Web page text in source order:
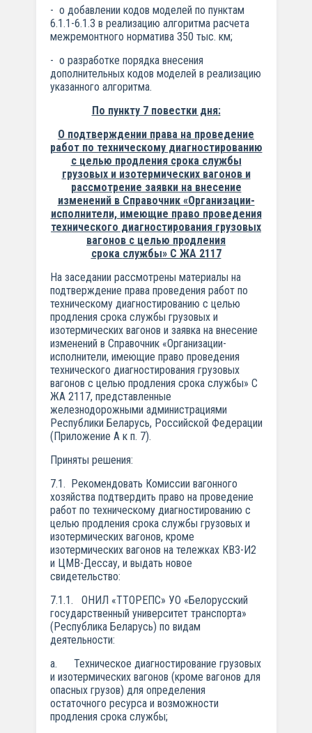
- о добавлении кодов моделей по пунктам
6.1.1-6.1.3 в реализацию алгоритма расчета
межремонтного норматива 350 тыс. км;
- о разработке порядка внесения
дополнительных кодов моделей в реализацию
указанного алгоритма.
По пункту 7 повестки дня:
О подтверждении права на проведение
работ по техническому диагностированию
с целью продления срока службы
грузовых и изотермических вагонов и
рассмотрение заявки на внесение
изменений в Справочник «Организации-
исполнители, имеющие право проведения
технического диагностирования грузовых
вагонов с целью продления
срока службы» С ЖА 2117
На заседании рассмотрены материалы на
подтверждение права проведения работ по
техническому диагностированию с целью
продления срока службы грузовых и
изотермических вагонов и заявка на внесение
изменений в Справочник «Организации-
исполнители, имеющие право проведения
технического диагностирования грузовых
вагонов с целью продления срока службы» С
ЖА 2117, представленные
железнодорожными администрациями
Республики Беларусь, Российской Федерации
(Приложение А к п. 7).
Приняты решения:
7.1. Рекомендовать Комиссии вагонного
хозяйства подтвердить право на проведение
работ по техническому диагностированию с
целью продления срока службы грузовых и
изотермических вагонов, кроме
изотермических вагонов на тележках КВЗ-И2
и ЦМВ-Дессау, и выдать новое
свидетельство:
7.1.1. ОНИЛ «ТТОРЕПС» УО «Белорусский
государственный университет транспорта»
(Республика Беларусь) по видам
деятельности:
а. Техническое диагностирование грузовых
и изотермических вагонов (кроме вагонов для
опасных грузов) для определения
остаточного ресурса и возможности
продления срока службы;